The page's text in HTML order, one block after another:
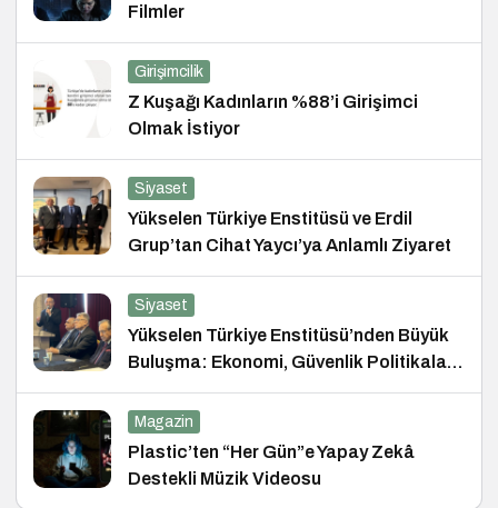
Filmler
Girişimcilik
Z Kuşağı Kadınların %88’i Girişimci
Olmak İstiyor
Siyaset
Yükselen Türkiye Enstitüsü ve Erdil
Grup’tan Cihat Yaycı’ya Anlamlı Ziyaret
Siyaset
Yükselen Türkiye Enstitüsü’nden Büyük
Buluşma: Ekonomi, Güvenlik Politikaları
ve Hukuk Konferansı
Magazin
Plastic’ten “Her Gün”e Yapay Zekâ
Destekli Müzik Videosu